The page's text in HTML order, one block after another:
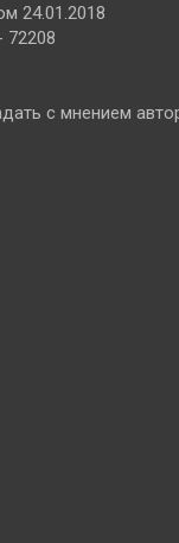
24.01.2018
с мнением